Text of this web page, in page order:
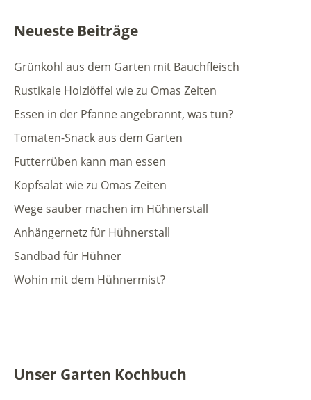
Neueste Beiträge
Grünkohl aus dem Garten mit Bauchfleisch
Rustikale Holzlöffel wie zu Omas Zeiten
Essen in der Pfanne angebrannt, was tun?
Tomaten-Snack aus dem Garten
Futterrüben kann man essen
Kopfsalat wie zu Omas Zeiten
Wege sauber machen im Hühnerstall
Anhängernetz für Hühnerstall
Sandbad für Hühner
Wohin mit dem Hühnermist?
Unser Garten Kochbuch